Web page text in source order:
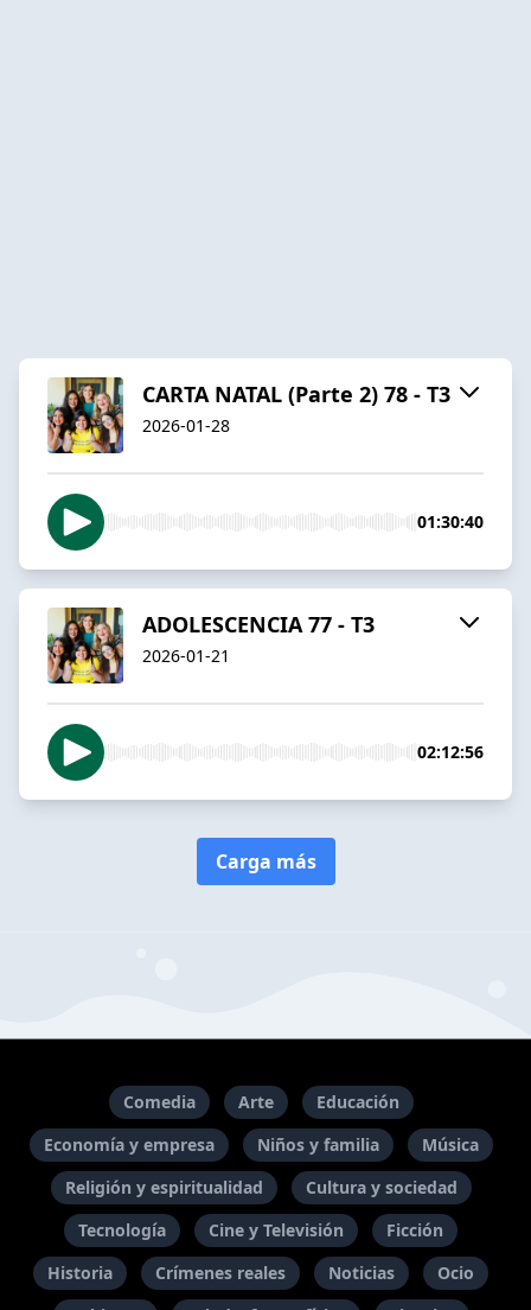
CARTA NATAL (Parte 2) 78 - T3
2026-01-28
01:30:40
ADOLESCENCIA 77 - T3
2026-01-21
02:12:56
Carga más
Comedia Arte
Educación
Economía y empresa
Niños y familia
Música
Religión y espiritualidad
Cultura y sociedad
Tecnología
Cine y Televisión
Ficción
Historia
Crímenes reales Noticias
Ocio